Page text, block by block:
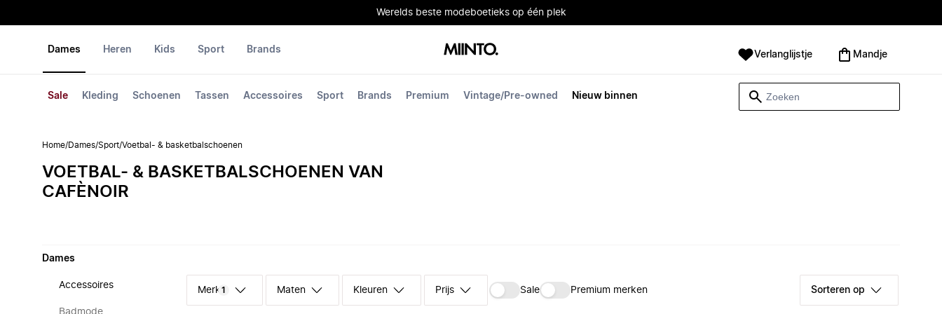
Werelds beste modeboetieks op één plek
Dames
Sale Kleding Schoenen Tassen Accessoires Sport Brands Premium Vintage/Pre-owned Nieuw binnen
Heren Kids Sport Brands Verlanglijstje Mandje
Home/Dames/Sport/Voetbal- & basketbalschoenen
VOETBAL- & BASKETBALSCHOENEN VAN
CAFÈNOIR
Dames
Accessoires
Badmode
Merk 1 Maten Kleuren Prijs Sale Premium merken Sorteren op